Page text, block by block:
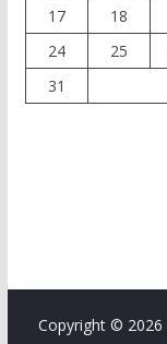
17
18
24
25
31
Copyright © 2026